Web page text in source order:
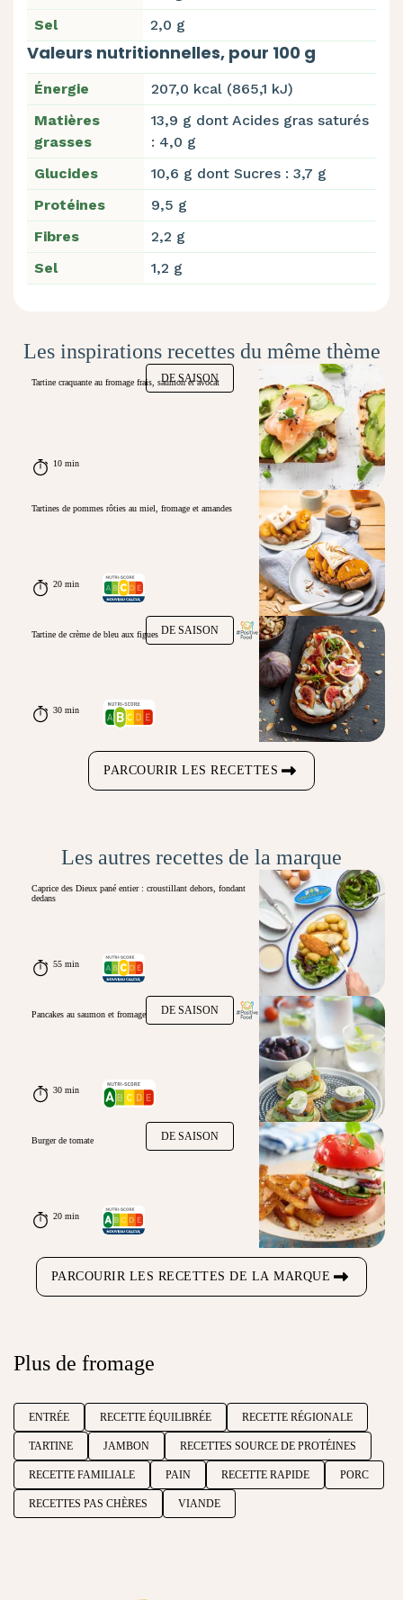
Sel
2,0 g
Valeurs nutritionnelles, pour 100 g
Énergie
207,0 kcal (865,1 kJ)
Matières
grasses
13,9 g dont Acides gras saturés
: 4,0 g
Glucides
10,6 g dont Sucres : 3,7 g
Protéines
9,5 g
Fibres
2,2 g
Sel
1,2 g
Les inspirations recettes du même thème
DE SAISON
Tartine craquante au fromage frais, saumon et avocat
10 min
Tartines de pommes rôties au miel, fromage et amandes
20 min
DE SAISON
Tartine de crème de bleu aux figues
30 min
PARCOURIR LES RECETTES
Les autres recettes de la marque
Caprice des Dieux pané entier : croustillant dehors, fondant
dedans
55 min
DE SAISON
Pancakes au saumon et fromage
30 min
DE SAISON
Burger de tomate
20 min
PARCOURIR LES RECETTES DE LA MARQUE
Plus de fromage
ENTRÉE RECETTE ÉQUILIBRÉE RECETTE RÉGIONALE
TARTINE JAMBON RECETTES SOURCE DE PROTÉINES
RECETTE FAMILIALE PAIN RECETTE RAPIDE PORC
RECETTES PAS CHÈRES VIANDE